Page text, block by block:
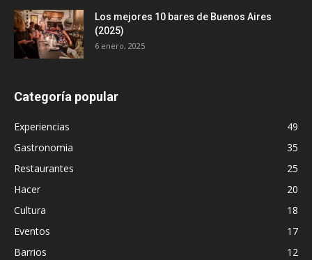
Los mejores 10 bares de Buenos Aires
(2025)
6 enero, 2025
Categoría popular
Experiencias
49
Gastronomia
35
Restaurantes
25
Hacer
20
Cultura
18
Eventos
17
Barrios
12